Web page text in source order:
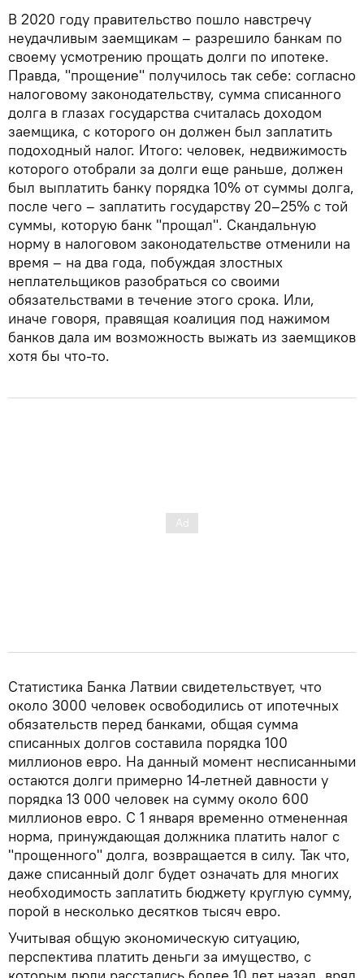
В 2020 году правительство пошло навстречу
неудачливым заемщикам – разрешило банкам по
своему усмотрению прощать долги по ипотеке.
Правда, "прощение" получилось так себе: согласно
налоговому законодательству, сумма списанного
долга в глазах государства считалась доходом
заемщика, с которого он должен был заплатить
подоходный налог. Итого: человек, недвижимость
которого отобрали за долги еще раньше, должен
был выплатить банку порядка 10% от суммы долга,
после чего – заплатить государству 20–25% с той
суммы, которую банк "прощал". Скандальную
норму в налоговом законодательстве отменили на
время – на два года, побуждая злостных
неплательщиков разобраться со своими
обязательствами в течение этого срока. Или,
иначе говоря, правящая коалиция под нажимом
банков дала им возможность выжать из заемщиков
хотя бы что-то.
Статистика Банка Латвии свидетельствует, что
около 3000 человек освободились от ипотечных
обязательств перед банками, общая сумма
списанных долгов составила порядка 100
миллионов евро. На данный момент несписанными
остаются долги примерно 14-летней давности у
порядка 13 000 человек на сумму около 600
миллионов евро. С 1 января временно отмененная
норма, принуждающая должника платить налог с
"прощенного" долга, возвращается в силу. Так что,
даже списанный долг будет означать для многих
необходимость заплатить бюджету круглую сумму,
порой в несколько десятков тысяч евро.
Учитывая общую экономическую ситуацию,
перспектива платить деньги за имущество, с